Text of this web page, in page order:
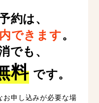
約は、
できます。
でも、
料です。
申し込みが必要な場